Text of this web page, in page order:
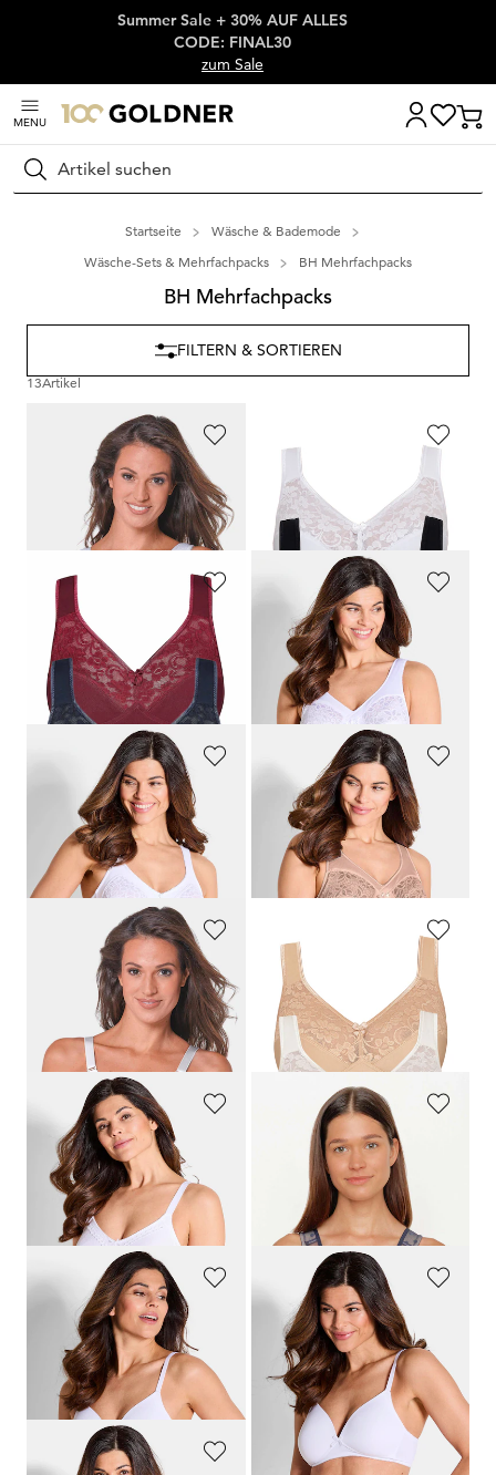
Überspringe Navigation, direkt zum Content
Summer Sale + 30% AUF ALLES
CODE: FINAL30
zum Sale
MENU
Suchen
Startseite
Wäsche & Bademode
Wäsche-Sets & Mehrfachpacks
BH Mehrfachpacks
BH Mehrfachpacks
13Artikel
FILTERN & SORTIEREN
49,95 €
Bügelloser BH im 2er-Pack
39,95 €
SUSA
Bügelloser BH im 2er-Pack
39,95 €
Bügelloser BH im 2er-Pack
38,46 €54,95 €
30-Tage-Bestpreis**: 43,96 € (-12%)
Bügelloser BH im 2er-Pack
39,95 €
Bügelloser BH im 2er-Pack
38,46 €54,95 €
30-Tage-Bestpreis**: 43,96 €
Bequemer Soft-BH 2er-Pack
44,95 €
30-Tage-Bestpreis**: 35,96 € (-12%)
SUSA
Bügelloser BH im 2er-Pack
39,95 €
NATURANA
Bügelloser BH im 2er-Pack
38,46 €54,95 €
30-Tage-Bestpreis**: 43,96 € (-12%)
59,95 €
30-Tage-Bestpreis**: 47,96 €
NATURANA
Bügelloser BH im 2er-Pack
45,46 €64,95 €
30-Tage-Bestpreis**: 51,95 € (-12%)
NATURANA
Bügelloser BH im 2er-Pack
45,46 €64,95 €
30-Tage-Bestpreis**: 51,95 € (-12%)